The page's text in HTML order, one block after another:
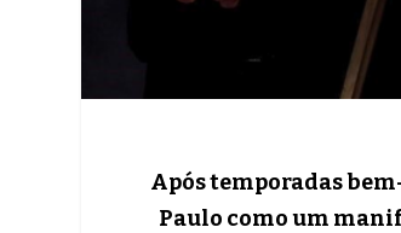
Após temporadas
Paulo como um